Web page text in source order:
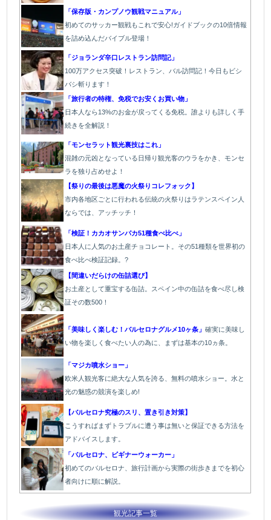
「保存版・カンプノウ観戦マニュアル」
初めてのサッカー観戦もこれで安心!ガイドブックの10倍情報
を詰め込んだバイブル登場！
「ジョランダ辛口レストラン訪問記」
100万アクセス突破！レストラン、バル訪問記！今日もビシ
バシ斬ります！
「旅行者の特権、免税でお安くお買い物」
日本人なら13%のお金が戻ってくる免税。誰よりも詳しく手
続きを全解説！
「モンセラット観光裏技はこれ」
混雑の元凶となっている日帰り観光客のウラをかき、モンセ
ラを独り占めせよ！
【祭りの最後は悪魔の火祭りコレフォック】
市内各地区ごとに行われる伝統の火祭りはラテンスペイン人
ならでは、アッチッチ！
「検証！カカオサンパカ51種食べ比べ」
日本人に人気のお土産チョコレート。その51種類を世界初の
食べ比べ検証記録。?
【間違いだらけの缶詰選び】
お土産として重宝する缶詰。スペイン中の缶詰を食べ尽し検
証その数500！
「美味しく楽しむ！バルセロナグルメ10ヶ条」確実に美味し
い物を楽しく食べたい人の為に、まずは基本の10ヵ条。
「マジカ噴水ショー」
欧米人観光客に絶大な人気を誇る、無料の噴水ショー。水と
光の魅惑の競演を楽しめ!
【バルセロナ究極のスリ、置き引き対策】
こうすればまずトラブルに遭う事は無いと保証できる方法を
アドバイスします。
「バルセロナ、ビギナーウォーカー」
初めてのバルセロナ、旅行計画から実際の街歩きまでを初心
者向けに順に解説。
観光記事一覧